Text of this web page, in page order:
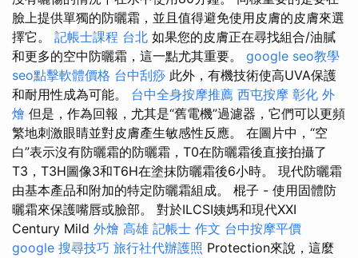
臉上提供單獨的防曬霜，並且值得避免使用皮膚的皮膚來選
擇它。 記帳士課程 台北 如果您的皮膚正在尋找組合/油膩
和更多的空中防曬霜，這一點尤其重要。 google seo教學
seo點擊軟體價格 台中刮痧 此外，有機技術使高UVA保護
和耐用性成為可能。 台中全身按摩推薦 西屯按摩 彰化 外
燴 但是，作為回報，尤其是“舊電機”過濾器，它們可以更頻
繁地刺激眼睛並對皮膚產生敏感性反應。 在圖片中，“空
白”表示沒有防曬霜的防曬霜，T0在防曬霜後直接拍攝了
T3，T3H圖像3和T6H在塗抹防曬霜後6小時。 現代防曬霜
由基本產品和附加的特定防曬霜組成。 棍子 - 使用固體防
曬霜來保護嘴唇或臉部。 對於ILCSI姨媽和現代XXI
Century Mild 外燴 高雄 記帳士 作文 台中按摩平價
google 搜尋技巧 旅行社代辦護照 Protection來說，這麼